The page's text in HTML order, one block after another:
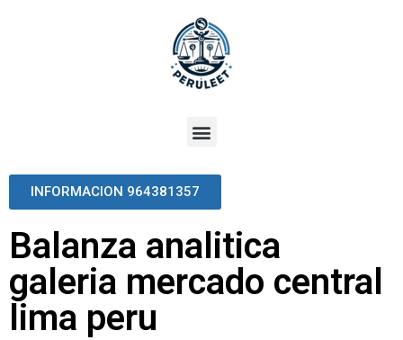
INFORMACION 964381357
Balanza analitica
galeria mercado central
lima peru